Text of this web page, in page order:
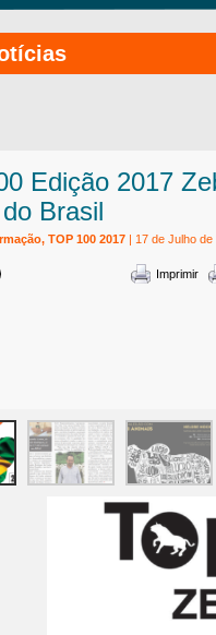
Edição 2017
Brasil
TOP 100 2017 | 17 de Julho de
Imprimir